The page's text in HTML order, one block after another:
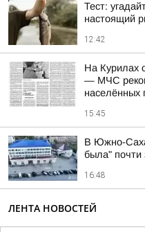
Тест:
настоящий
12:42
На Курилах
— МЧС
населённых
15:45
В Южно-
была" почти
16:48
ЛЕНТА НОВОСТЕЙ